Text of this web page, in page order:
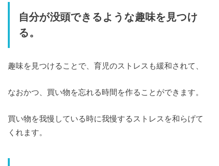
自分が没頭できるような趣味を見つけ
る。
趣味を見つけることで、育児のストレスも緩和されて、
なおかつ、買い物を忘れる時間を作ることができます。
買い物を我慢している時に我慢するストレスを和らげて
くれます。